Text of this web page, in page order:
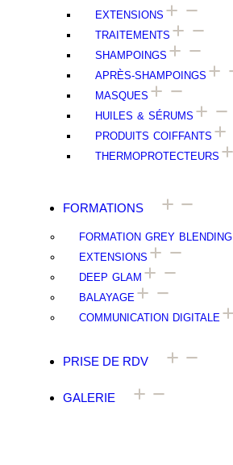
EXTENSIONS
TRAITEMENTS
SHAMPOINGS
APRÈS-SHAMPOINGS
MASQUES
HUILES & SÉRUMS
PRODUITS COIFFANTS
THERMOPROTECTEURS
FORMATIONS
FORMATION GREY BLENDING
EXTENSIONS
DEEP GLAM
BALAYAGE
COMMUNICATION DIGITALE
PRISE DE RDV
GALERIE